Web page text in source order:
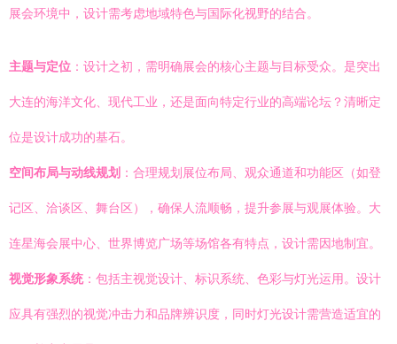
展会环境中，设计需考虑地域特色与国际化视野的结合。
主题与定位 ：设计之初，需明确展会的核心主题与目标受众。是突出
大连的海洋文化、现代工业，还是面向特定行业的高端论坛？清晰定
位是设计成功的基石。
空间布局与动线规划 ：合理规划展位布局、观众通道和功能区（如登
记区、洽谈区、舞台区），确保人流顺畅，提升参展与观展体验。大
连星海会展中心、世界博览广场等场馆各有特点，设计需因地制宜。
视觉形象系统：包括主视觉设计、标识系统、色彩与灯光运用。设计
应具有强烈的视觉冲击力和品牌辨识度，同时灯光设计需营造适宜的